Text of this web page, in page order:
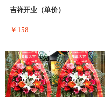
吉祥开业（单价）
￥158